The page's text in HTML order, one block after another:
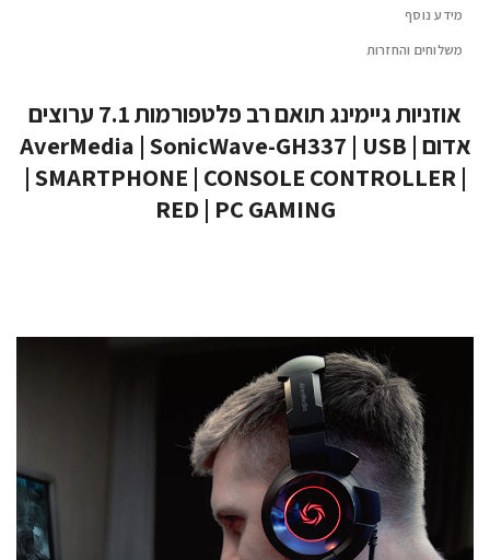
מידע נוסף
משלוחים והחזרות
אוזניות גיימינג תואם רב פלטפורמות 7.1 ערוצים
אדום | AverMedia | SonicWave-GH337 | USB
| SMARTPHONE | CONSOLE CONTROLLER |
RED | PC GAMING